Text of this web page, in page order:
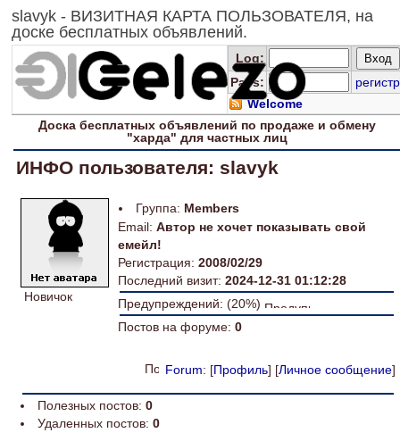
slavyk - ВИЗИТНАЯ КАРТА ПОЛЬЗОВАТЕЛЯ, на
доске бесплатных объявлений.
Log:
Pass:
регистр
Welcome
Доскабесплатных объявлений по продаже и обмену
"харда" длячастных лиц
ИНФО пользователя: slavyk
Новичок
Группа: Members
Email: Автор не хочет показывать свой
емейл!
Регистрация: 2008/02/29
Последний визит: 2024-12-31 01:12:28
Предупреждений: (20%)
Постов на форуме: 0
Forum: [Профиль] [Личное сообщение]
Полезных постов: 0
Удаленных постов: 0